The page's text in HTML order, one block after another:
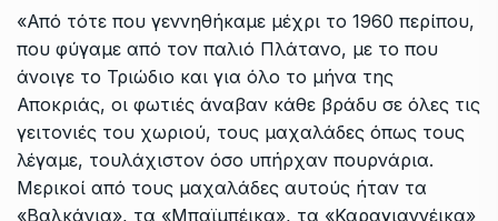
«Από τότε που γεννηθήκαμε μέχρι το 1960 περίπου,
που φύγαμε από τον παλιό Πλάτανο, με το που
άνοιγε το Τριώδιο και για όλο το μήνα της
Αποκριάς, οι φωτιές άναβαν κάθε βράδυ σε όλες τις
γειτονιές του χωριού, τους μαχαλάδες όπως τους
λέγαμε, τουλάχιστον όσο υπήρχαν πουρνάρια.
Μερικοί από τους μαχαλάδες αυτούς ήταν τα
«Βαλκάνια», τα «Μπαϊμπέικα», τα «Καραγιαννέικα»